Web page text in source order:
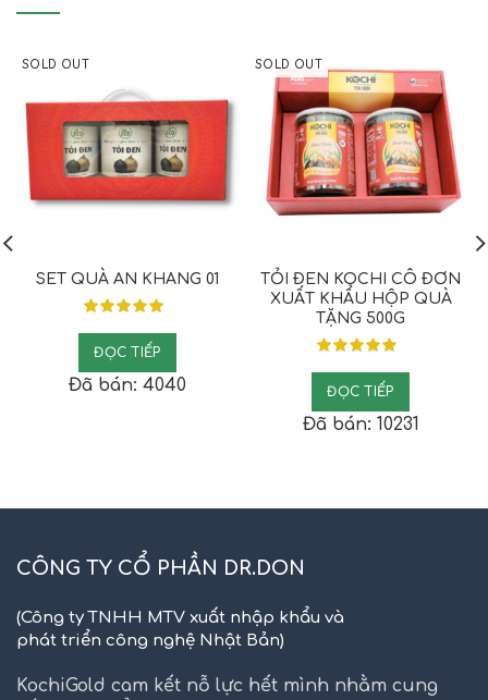
SOLD OUT
SET QUÀ AN KHANG 01
ĐỌC TIẾP
Đã bán: 4040
SOLD OUT
TỎI ĐEN KOCHI CÔ ĐƠN
XUẤT KHẨU HỘP QUÀ
TẶNG 500G
ĐỌC TIẾP
Đã bán: 10231
CÔNG TY CỔ PHẦN DR.DON
(Công ty TNHH MTV xuất nhập khẩu và
phát triển công nghệ Nhật Bản)
KochiGold cam kết nỗ lực hết mình nhằm cung